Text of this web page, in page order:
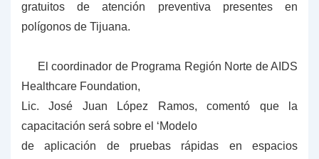
gratuitos de atención preventiva presentes en
polígonos de Tijuana.
El coordinador de Programa Región Norte de AIDS
Healthcare Foundation,
Lic. José Juan López Ramos, comentó que la
capacitación será sobre el ‘Modelo
de aplicación de pruebas rápidas en espacios